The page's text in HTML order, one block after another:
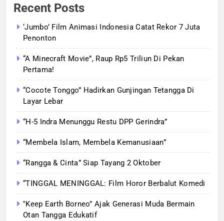
Recent Posts
‘Jumbo’ Film Animasi Indonesia Catat Rekor 7 Juta
Penonton
“A Minecraft Movie”, Raup Rp5 Triliun Di Pekan
Pertama!
“Cocote Tonggo” Hadirkan Gunjingan Tetangga Di
Layar Lebar
“H-5 Indra Menunggu Restu DPP Gerindra”
“Membela Islam, Membela Kemanusiaan”
“Rangga & Cinta” Siap Tayang 2 Oktober
“TINGGAL MENINGGAL: Film Horor Berbalut Komedi
‟Keep Earth Borneo” Ajak Generasi Muda Bermain
Otan Tangga Edukatif